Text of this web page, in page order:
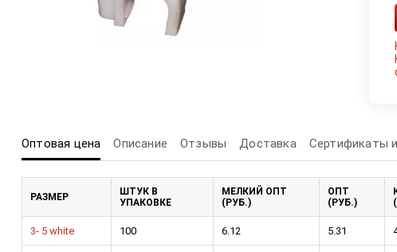
Оптовая цена Описание Отзывы Доставка Сертификаты
РАЗМЕР
ШТУК В
УПАКОВКЕ
МЕЛКИЙ ОПТ
(РУБ.)
ОПТ
(РУБ.)
3- 5 white 100 6.12 5.31